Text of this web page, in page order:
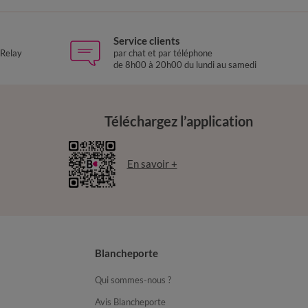
Service clients
par chat et par téléphone
de 8h00 à 20h00 du lundi au samedi
Téléchargez l’application
En savoir +
Blancheporte
Qui sommes-nous ?
Avis Blancheporte